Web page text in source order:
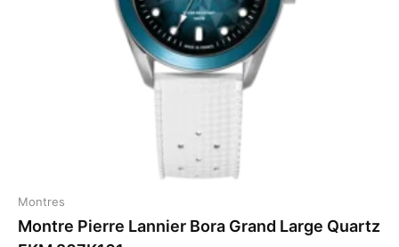
Montres
Montre Pierre Lannier Bora Grand Large Quartz